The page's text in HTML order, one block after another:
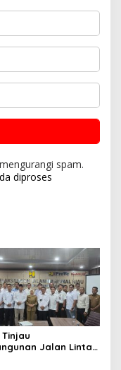
spam.
diproses
Tinjau
Jalan Lintas